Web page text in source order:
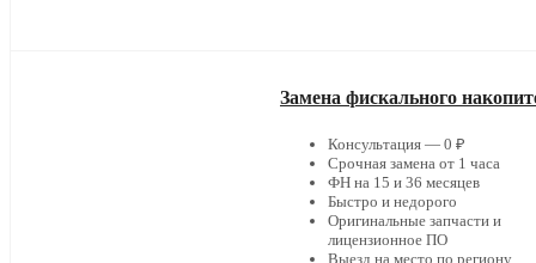
Замена фискального
Консультация — 0 ₽
Срочная замена от 1 часа
ФН на 15 и 36 месяцев
Быстро и недорого
Оригинальные запчасти и
лицензионное ПО
Выезд на место по региону